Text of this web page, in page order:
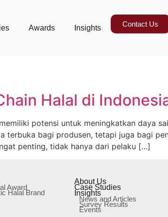
Awards Insights Contact Us
Halal di
potensi untuk meningkatkan daya
terbuka bagi produsen, tetapi juga bagi
penting, tidak hanya dari pelaku […]
Award
Halal Brand
About Us
Case Studies
Insights
News and Articles
Survey Results
Events